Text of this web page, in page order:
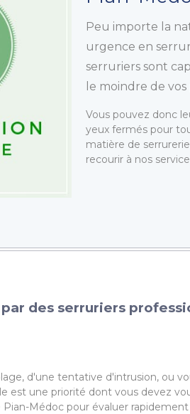
Peu importe la
urgence en
serruriers sont
le moindre de
Vous pouvez donc
yeux fermés pour
matière de
recourir à nos
des serruriers
d'une tentative d'intrusion, ou
est une priorité dont vous devez
Pian-Médoc pour évaluer